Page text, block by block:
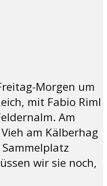
Morgen um
mit Fabio Riml
Am
am Kälberhag
wir sie noch,